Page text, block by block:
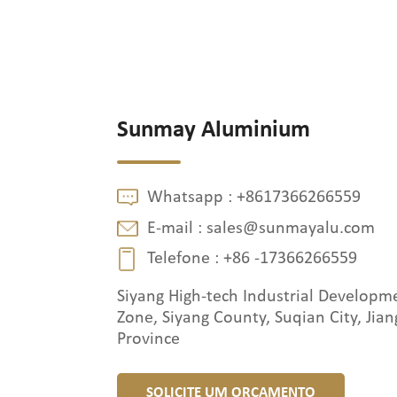
Sunmay Aluminium
Whatsapp : +8617366266559
E-mail : sales@sunmayalu.com
Telefone : +86 -17366266559
Siyang High-tech Industrial
Zone, Siyang County, Suqian City,
Province
SOLICITE UM ORÇAMENTO